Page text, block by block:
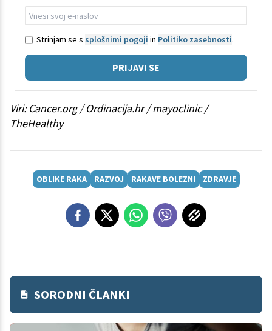
Strinjam se s splošnimi pogoji in Politiko zasebnosti.
PRIJAVI SE
Viri: Cancer.org / Ordinacija.hr / mayoclinic /
TheHealthy
OBLIKE RAKA RAZVOJ RAKAVE BOLEZNI ZDRAVJE
SORODNI ČLANKI